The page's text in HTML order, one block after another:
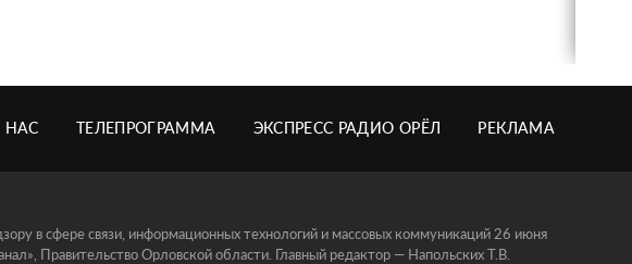
НАС ТЕЛЕПРОГРАММА ЭКСПРЕСС РАДИО ОРЁЛ РЕКЛАМА
в сфере связи, информационных технологий и массовых коммуникаций 26 июня
Правительство Орловской области. Главный редактор — Напольских Т.В.